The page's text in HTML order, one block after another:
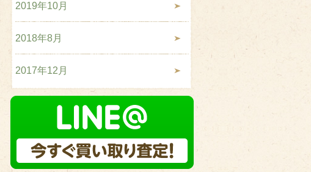
2019年10月
2018年8月
2017年12月